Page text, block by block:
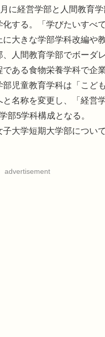
に経営学部と人間教育
する。「学びたいすべ
大きな学部学科改編や
人間教育学部でボーダ
ある食物栄養学科で企
部児童教育学科は「こど
と名称を変更し、「経営
部5学科構成となる。
大学短期大学部につい
advertisement